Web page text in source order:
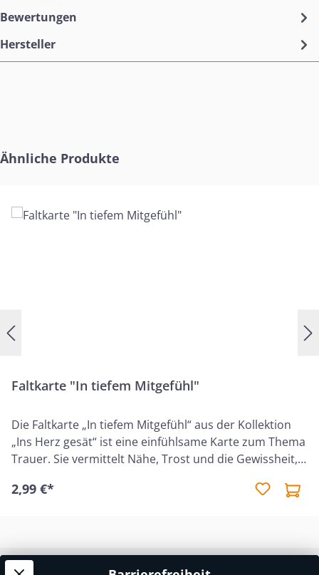
Bewertungen
Hersteller
Produktgalerie überspringen
Ähnliche Produkte
Faltkarte "In tiefem Mitgefühl"
Die Faltkarte „In tiefem Mitgefühl“ aus der Kollektion
„Ins Herz gesät“ ist eine einfühlsame Karte zum Thema
Trauer. Sie vermittelt Nähe, Trost und die Gewissheit,
Sie eignet sich ideal, um Menschen in schweren
aus Psalm 23,4 lautet: „Und ob ich schon wanderte im
finsteren Tal, fürchte ich kein Unglück; denn du bist bei
2,99 €*